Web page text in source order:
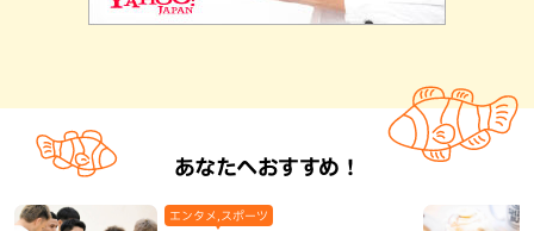
あなたへおすすめ！
エンタメ,スポーツ